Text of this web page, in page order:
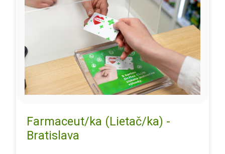
Farmaceut/ka (Lietač/ka) -
Bratislava